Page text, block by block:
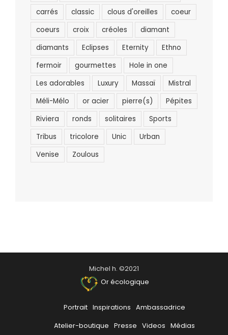
carrés
classic clous d'oreilles
coeur
coeurs
croix créoles
diamant
diamants
Eclipses Eternity
Ethno
fermoir
gourmettes
Hole in one
Les adorables
Luxury Massaï
Mistral
Méli-Mélo
or acier pierre(s)
Pépites
Riviera
ronds solitaires
Sports
Tribus
tricolore Unic
Urban
Venise
Zoulous
Michel h. ©2021
Or écologique
Portrait Inspirations Ambassadrice
Atelier-boutique Presse Videos Médias